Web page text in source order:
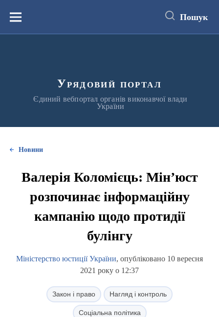
вмістуМеню Пошук
Урядовий портал
Єдиний вебпортал органів виконавчої влади
України
Новини
Валерія Коломієць: Мін’юст
розпочинає інформаційну
кампанію щодо протидії
булінгу
Міністерство юстиції України, опубліковано 10 вересня
2021 року о 12:37
Закон і право Нагляд і контроль
Соціальна політика